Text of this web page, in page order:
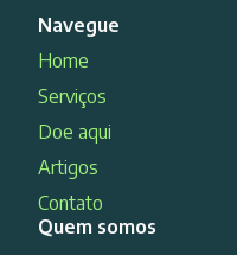
Navegue
Home
Serviços
Doe aqui
Artigos
Contato
Quem somos